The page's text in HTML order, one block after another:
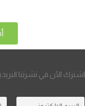
اشترك الآن في نشرتنا